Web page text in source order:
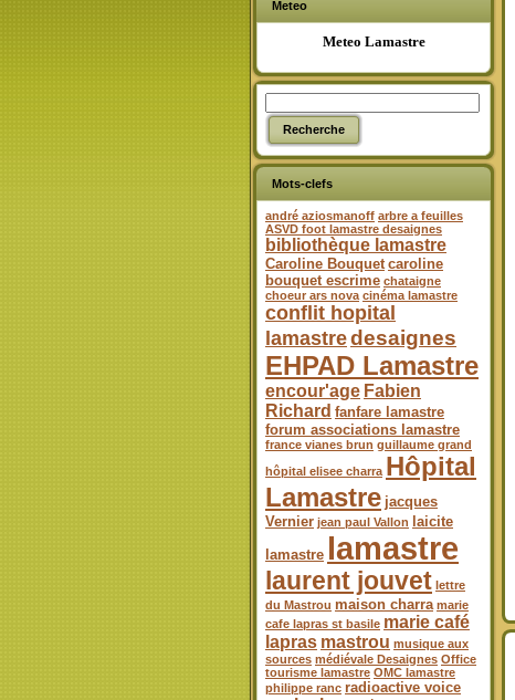
Meteo
Meteo Lamastre
Mots-clefs
andré aziosmanoff arbre a feuilles
ASVD foot lamastre desaignes
bibliothèque lamastre
Caroline Bouquet caroline
bouquet escrime chataigne
choeur ars nova cinéma lamastre
conflit hopital
lamastredesaignes
EHPAD Lamastre
encour'age Fabien
Richard fanfare lamastre
forum associations lamastre
france vianes brun guillaume grand
hôpital elisee charra Hôpital
Lamastre jacques
Vernier jean paul Vallon
laicite
lamastre lamastre
laurent jouvet lettre
du Mastrou maison charra marie
cafe lapras st basile marie café
lapras mastrou musique aux
sources médiévale Desaignes Office
tourisme lamastre OMC lamastre
philippe ranc radioactive voice